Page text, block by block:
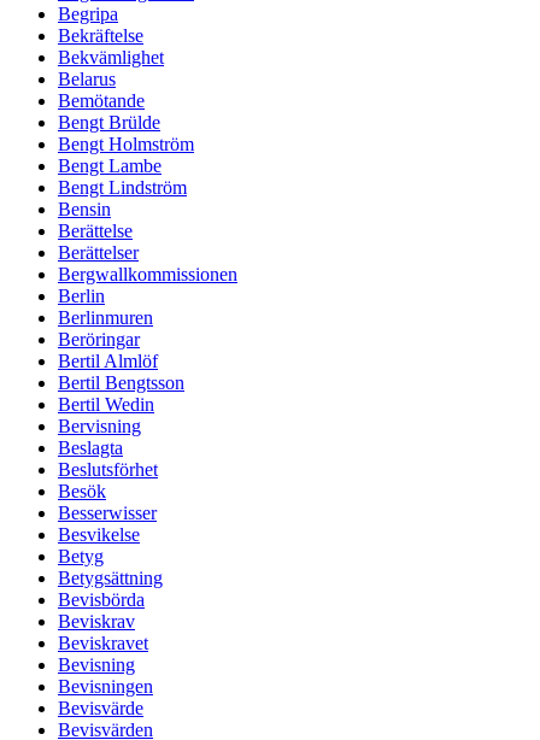
Begripa
Bekräftelse
Bekvämlighet
Belarus
Bemötande
Bengt Brülde
Bengt Holmström
Bengt Lambe
Bengt Lindström
Bensin
Berättelse
Berättelser
Bergwallkommissionen
Berlin
Berlinmuren
Beröringar
Bertil Almlöf
Bertil Bengtsson
Bertil Wedin
Bervisning
Beslagta
Beslutsförhet
Besök
Besserwisser
Besvikelse
Betyg
Betygsättning
Bevisbörda
Beviskrav
Beviskravet
Bevisning
Bevisningen
Bevisvärde
Bevisvärden